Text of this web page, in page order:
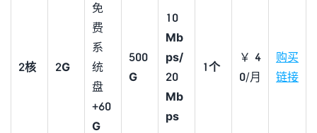
2核 2G
免
费
系
统
盘
+60
G
500
G
10
Mb
ps/
20
Mb
ps
1个
￥4
0/月
购买
链接